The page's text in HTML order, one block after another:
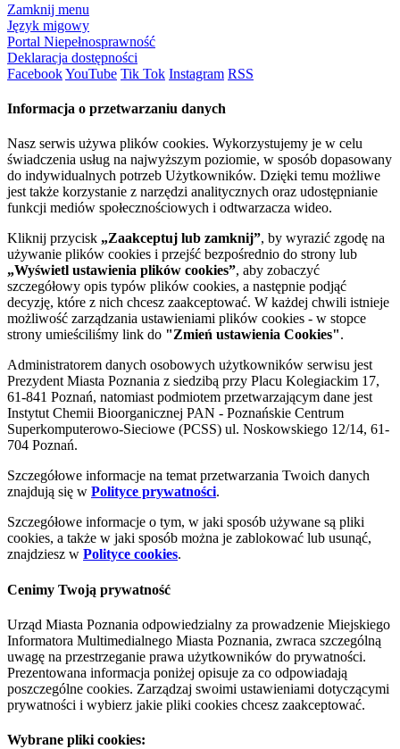
Zamknij menu
Język migowy
Portal Niepełnosprawność
Deklaracja dostępności
FacebookYouTube Tik Tok Instagram RSS
Informacja o przetwarzaniu danych
Nasz serwis używa plików cookies. Wykorzystujemy je w celu
świadczenia usług na najwyższym poziomie, w sposób dopasowany
do indywidualnych potrzeb Użytkowników. Dzięki temu możliwe
jest także korzystanie z narzędzi analitycznych oraz udostępnianie
funkcji mediów społecznościowych i odtwarzacza wideo.
Kliknij przycisk „Zaakceptuj lub zamknij”, by wyrazić zgodę na
używanie plików cookies i przejść bezpośrednio do strony lub
„Wyświetl ustawienia plików cookies”, aby zobaczyć
szczegółowy opis typów plików cookies, a następnie podjąć
decyzję, które z nich chcesz zaakceptować. W każdej chwili istnieje
możliwość zarządzania ustawieniami plików cookies - w stopce
strony umieściliśmy link do "Zmień ustawienia Cookies".
Administratorem danych osobowych użytkowników serwisu jest
Prezydent Miasta Poznania z siedzibą przy Placu Kolegiackim 17,
61-841 Poznań, natomiast podmiotem przetwarzającym dane jest
Instytut Chemii Bioorganicznej PAN - Poznańskie Centrum
Superkomputerowo-Sieciowe (PCSS) ul. Noskowskiego 12/14, 61-
704 Poznań.
Szczegółowe informacje na temat przetwarzania Twoich danych
znajdują się w Polityce prywatności.
Szczegółowe informacje o tym, w jaki sposób używane są pliki
cookies, a także w jaki sposób można je zablokować lub usunąć,
znajdziesz w Polityce cookies.
Cenimy Twoją prywatność
Urząd Miasta Poznania odpowiedzialny za prowadzenie Miejskiego
Informatora Multimedialnego Miasta Poznania, zwraca szczególną
uwagę na przestrzeganie prawa użytkowników do prywatności.
Prezentowana informacja poniżej opisuje za co odpowiadają
poszczególne cookies. Zarządzaj swoimi ustawieniami dotyczącymi
prywatności i wybierz jakie pliki cookies chcesz zaakceptować.
Wybrane pliki cookies: